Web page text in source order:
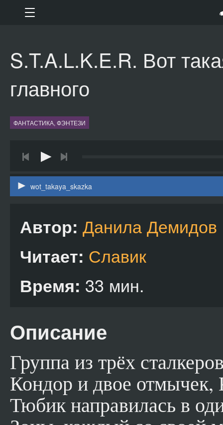
S.T.A.L.K.E.R. Вот
главного
ФАНТАСТИКА, ФЭНТЕЗИ
wot_takaya_skazka
Автор: Данила Демидов
Читает: Славик
Время: 33 мин.
Описание
Группа из трёх
Кондор и двое отмычек,
Тюбик направилась в